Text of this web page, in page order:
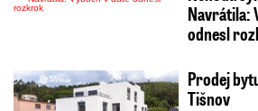
Navrátila:
odnesl
Prodej
Tišnov